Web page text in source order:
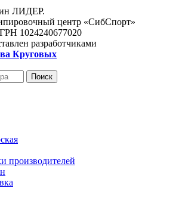
ЛИДЕР.
центр «СибСпорт»
1024240677020
разработчиками
Круговых
Поиск
производителей